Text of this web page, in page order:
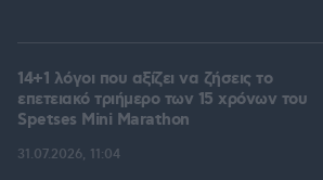
14+1 λόγοι που αξίζει να ζήσεις το
επετειακό τριήμερο των 15 χρόνων του
Spetses Mini Marathon
31.07.2026, 11:04